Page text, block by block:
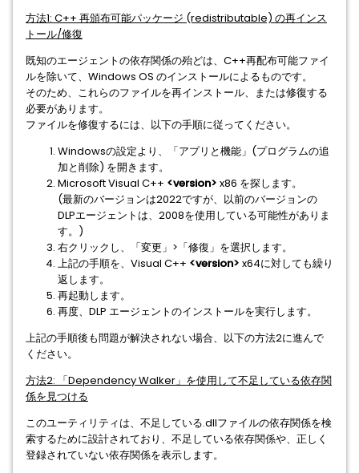
方法1: C++ 再頒布可能パッケージ (redistributable) の再インス
トール/修復
既知のエージェントの依存関係の殆どは、C++再配布可能ファイ
ルを除いて、Windows OS のインストールによるものです。
そのため、これらのファイルを再インストール、または修復する
必要があります。
ファイルを修復するには、以下の手順に従ってください。
Windowsの設定より、「アプリと機能」(プログラムの追
加と削除) を開きます。
Microsoft Visual C++ <version> x86 を探します。
(最新のバージョンは2022ですが、以前のバージョンの
DLPエージェントは、2008を使用している可能性がありま
す。)
右クリックし、「変更」>「修復」を選択します。
上記の手順を、Visual C++ <version> x64に対しても繰り
返します。
再起動します。
再度、DLP エージェントのインストールを実行します。
上記の手順後も問題が解決されない場合、以下の方法2に進んで
ください。
方法2: 「Dependency Walker」を使用して不足している依存関
係を見つける
このユーティリティは、不足している.dllファイルの依存関係を検
索するために設計されており、不足している依存関係や、正しく
登録されていない依存関係を表示します。